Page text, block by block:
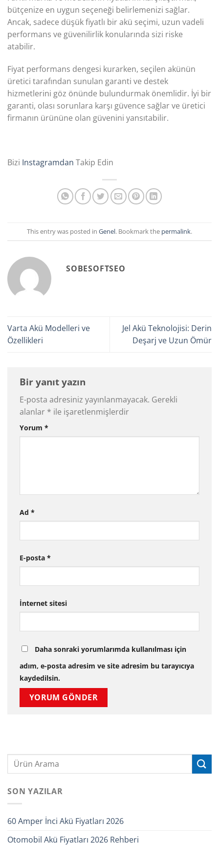
bütçenize en uygun seçeneği belirlemenizi sağlar.
Ancak, sadece düşük fiyatlı bir akü seçimi, uzun vadeli
performans ve güvenilirlik konularında sizi riske
atabilir.
Fiyat performans dengesi kurarken, seçilen akünün
üretici tarafından sunulan garanti ve destek
hizmetlerini göz önünde bulundurmak önemlidir. İyi bir
garanti, olası sorunlara karşı güvence sağlar ve üretici
firmanın ürününe olan güvenini yansıtabilir.
Bizi Instagramdan Takip Edin
This entry was posted in Genel. Bookmark the permalink.
SOBESOFTSEO
Varta Akü Modelleri ve
Özellikleri
Jel Akü Teknolojisi: Derin
Deşarj ve Uzun Ömür
Bir yanıt yazın
E-posta adresiniz yayınlanmayacak. Gerekli
alanlar * ile işaretlenmişlerdir
Yorum *
Ad *
E-posta *
İnternet sitesi
Daha sonraki yorumlarımda kullanılması için
adım, e-posta adresim ve site adresim bu tarayıcıya
kaydedilsin.
SON YAZILAR
60 Amper İnci Akü Fiyatları 2026
Otomobil Akü Fiyatları 2026 Rehberi